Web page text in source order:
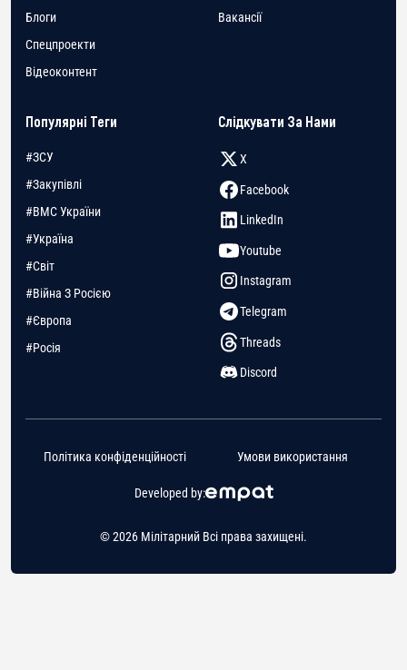
Блоги
Спецпроекти
Відеоконтент
Вакансії
Популярні Теги
#ЗСУ
#Закупівлі
#ВМС України
#Україна
#Світ
#Війна З Росією
#Європа
#Росія
Слідкувати За Нами
X
Facebook
LinkedIn
Youtube
Instagram
Telegram
Threads
Discord
© 2026 Мілітарний Всі права захищені.
Developed by:
Політика конфіденційності Умови використання